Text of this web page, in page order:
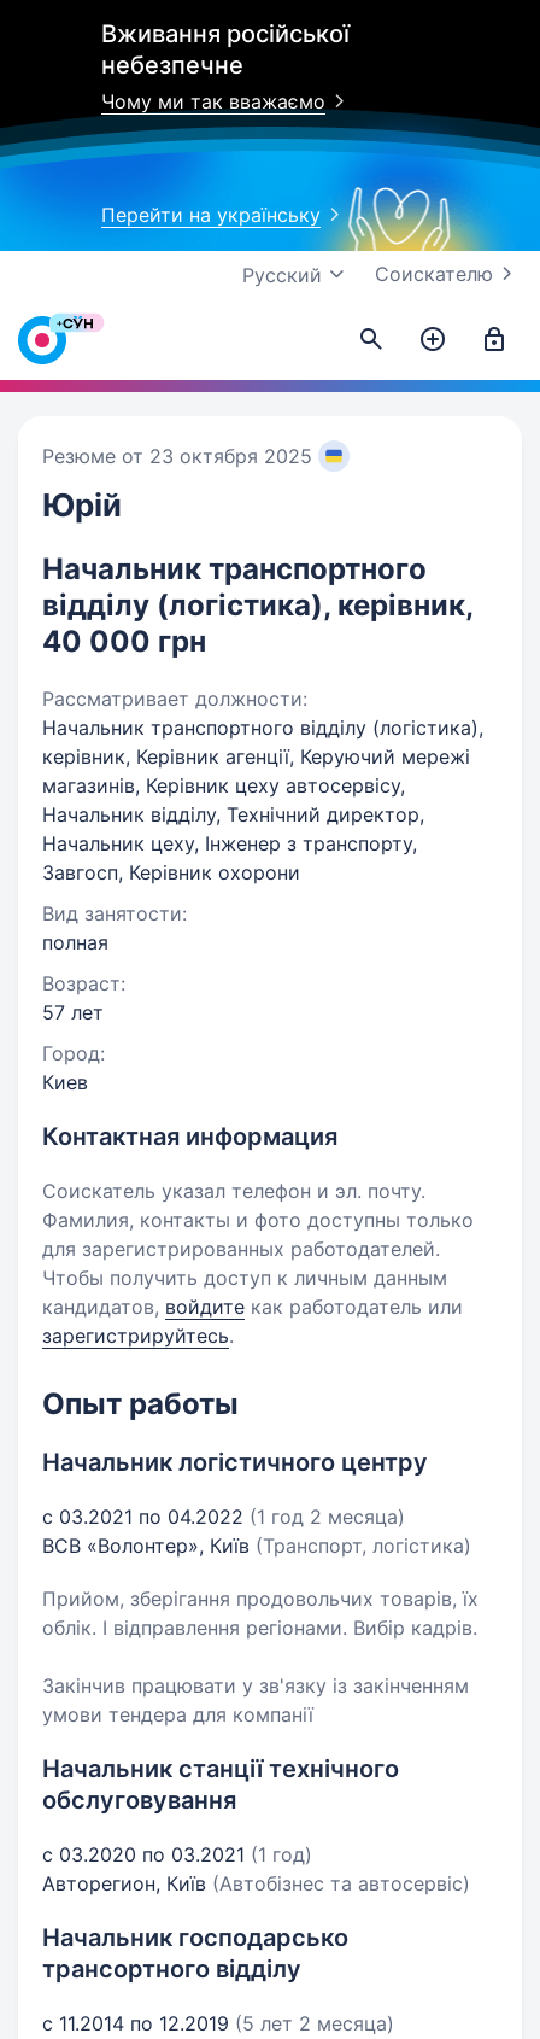
Вживання російської
небезпечне
Чому ми так вважаємо
Перейти на українську
Соискателю
Русский
Резюме от 23 октября 2025
Юрій
Начальник транспортного
відділу (логістика), керівник,
40 000 грн
Рассматривает должности:
Начальник транспортного відділу (логістика),
керівник, Керівник агенції, Керуючий мережі
магазинів, Керівник цеху автосервісу,
Начальник відділу, Технічний директор,
Начальник цеху, Інженер з транспорту,
Завгосп, Керівник охорони
Вид занятости:
полная
Возраст:
57 лет
Город:
Киев
Контактная информация
Соискатель указал телефон и эл. почту.
Фамилия, контакты и фото доступны только
для зарегистрированных работодателей.
Чтобы получить доступ к личным данным
кандидатов, войдите как работодатель или
зарегистрируйтесь.
Опыт работы
Начальник логістичного центру
с 03.2021 по 04.2022 (1 год 2 месяца)
ВСВ «Волонтер», Київ (Транспорт, логістика)
Прийом, зберігання продовольчих товарів, їх
облік. І відправлення регіонами. Вибір кадрів.
Закінчив працювати у зв'язку із закінченням
умови тендера для компанії
Начальник станції технічного
обслуговування
с 03.2020 по 03.2021 (1 год)
Авторегион, Київ (Автобізнес та автосервіс)
Начальник господарсько
трансортного відділу
с 11.2014 по 12.2019 (5 лет 2 месяца)